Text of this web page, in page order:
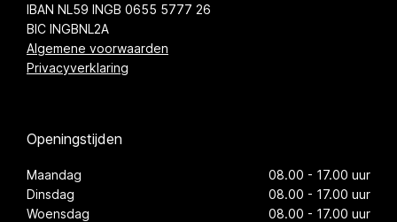
IBAN NL59 INGB 0655 5777 26
BIC INGBNL2A
Algemene voorwaarden
Privacyverklaring
Openingstijden
Maandag
08.00 - 17.00 uur
Dinsdag
08.00 - 17.00 uur
Woensdag
08.00 - 17.00 uur